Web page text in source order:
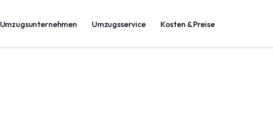
Umzugsunternehmen Umzugsservice Kosten & Preise